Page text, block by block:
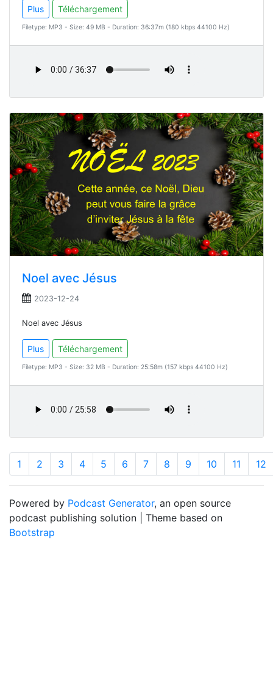
Plus Téléchargement
Filetype: MP3 - Size: 49 MB - Duration: 36:37m (180 kbps 44100 Hz)
Noel avec Jésus
2023-12-24
Noel avec Jésus
Plus Téléchargement
Filetype: MP3 - Size: 32 MB - Duration: 25:58m (157 kbps 44100 Hz)
1 2 3 4 5 6 7 8 9 10 11 12
Powered by Podcast Generator, an open source
podcast publishing solution | Theme based on
Bootstrap